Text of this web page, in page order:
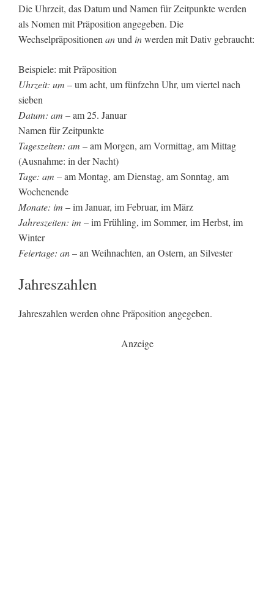
Die Uhrzeit, das Datum und Namen für Zeitpunkte werden
als Nomen mit Präposition angegeben. Die
Wechselpräpositionen anund inwerden mit Dativ gebraucht:
Beispiele: mit Präposition
Uhrzeit: um – um acht, um fünfzehn Uhr, um viertel nach
sieben
Datum: am – am 25. Januar
Namen für Zeitpunkte
Tageszeiten: am – am Morgen, am Vormittag, am Mittag
(Ausnahme: in der Nacht)
Tage: am – am Montag, am Dienstag, am Sonntag, am
Wochenende
Monate: im – im Januar, im Februar, im März
Jahreszeiten: im – im Frühling, im Sommer, im Herbst, im
Winter
Feiertage: an– an Weihnachten, an Ostern, an Silvester
Jahreszahlen
Jahreszahlen werden ohne Präposition angegeben.
Anzeige